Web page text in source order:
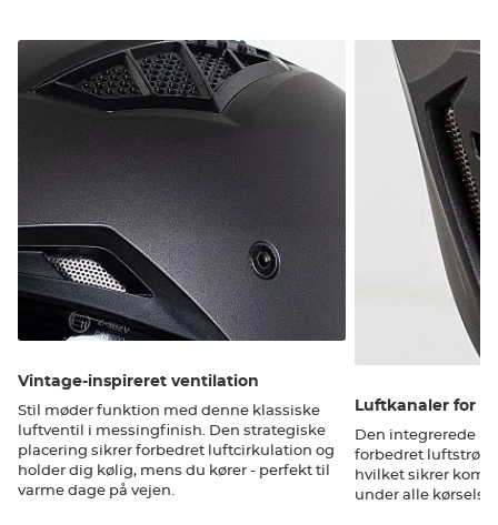
Vintage-inspireret ventilation
Stil møder funktion med denne klassiske
luftventil i messingfinish. Den strategiske
placering sikrer forbedret luftcirkulation og
holder dig kølig, mens du kører - perfekt til
varme dage på vejen.
Luftkanaler for
Den integrerede
forbedret luftstrøm
hvilket sikrer
under alle